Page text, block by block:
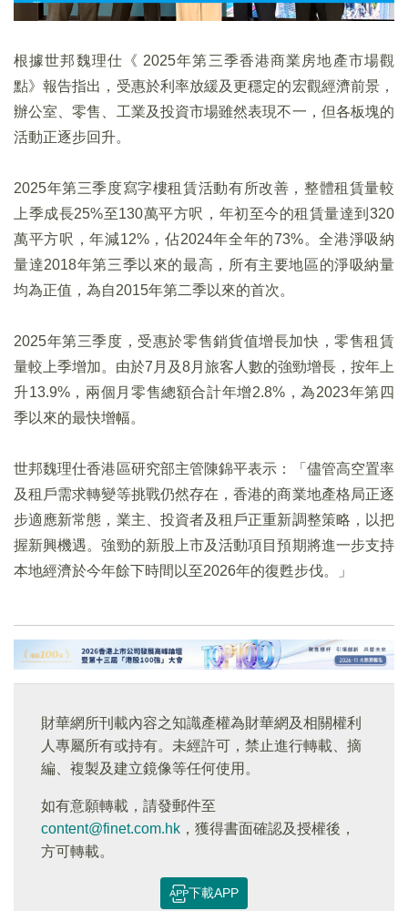
根據世邦魏理仕《 2025年第三季香港商業房地產市場觀
點》報告指出，受惠於利率放緩及更穩定的宏觀經濟前景，
辦公室、零售、工業及投資市場雖然表現不一，但各板塊的
活動正逐步回升。
2025年第三季度寫字樓租賃活動有所改善，整體租賃量較
上季成長25%至130萬平方呎，年初至今的租賃量達到320
萬平方呎，年減12%，佔2024年全年的73%。全港淨吸納
量達2018年第三季以來的最高，所有主要地區的淨吸納量
均為正值，為自2015年第二季以來的首次。
2025年第三季度，受惠於零售銷貨值增長加快，零售租賃
量較上季增加。由於7月及8月旅客人數的強勁增長，按年上
升13.9%，兩個月零售總額合計年增2.8%，為2023年第四
季以來的最快增幅。
世邦魏理仕香港區研究部主管陳錦平表示：「儘管高空置率
及租戶需求轉變等挑戰仍然存在，香港的商業地產格局正逐
步適應新常態，業主、投資者及租戶正重新調整策略，以把
握新興機遇。強勁的新股上市及活動項目預期將進一步支持
本地經濟於今年餘下時間以至2026年的復甦步伐。」
財華網所刊載內容之知識產權為財華網及相關權利
人專屬所有或持有。未經許可，禁止進行轉載、摘
編、複製及建立鏡像等任何使用。
如有意願轉載，請發郵件至
content@finet.com.hk ，獲得書面確認及授權後，
方可轉載。
下載APP